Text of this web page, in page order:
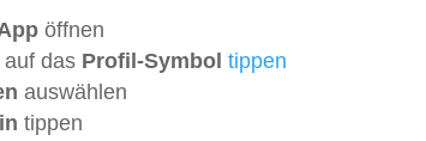
öffnen
auf das Profil-Symbol tippen
auswählen
tippen